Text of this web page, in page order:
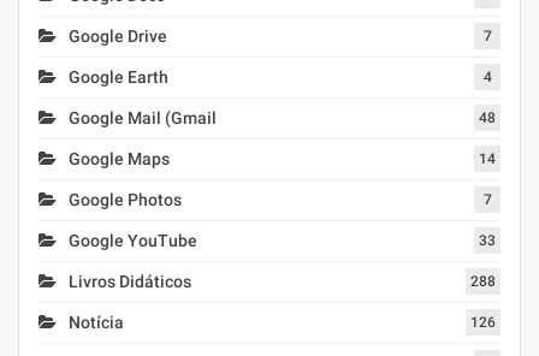
Google Drive 7
Google Earth 4
Google Mail (Gmail 48
Google Maps 14
Google Photos 7
Google YouTube 33
Livros Didáticos 288
Notícia 126